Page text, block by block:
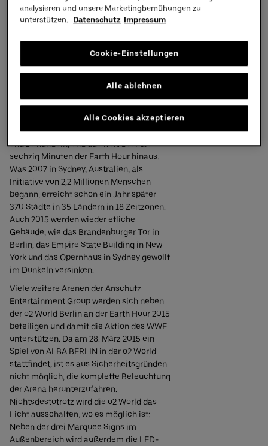
Partners
World Berlin wieder an der jährlichen
Earth Hour beteiligen. Am 28. März 2015
ein Großteil der Beleuchtung der Arena
Die vom World Wildlife Fund (WWF)
Klimaschutzevent der Welt. Ziel ist es
dabei, die Menschen weltweit dazu zu
motivieren, umweltfreundlicher zu leben
und zu handeln, und das weit über die
sechzig Minuten der Earth Hour hinaus.
Was 2007 in Sydney, Australien, als
Initiative von 2,2 Millionen Menschen
begann, erreicht schon ein Jahr später
370 Städte in 35 Ländern in 18 Zeitzonen.
Auch 2015 werden wieder etliche
Gebäude, wie das Brandenburger Tor in
Berlin, das Empire State Building in New
York und das Opernhaus in Sydney gewollt
im Dunkeln versinken.
Viele weitere Arenen der Anschutz
Entertainment Group werden sich neben
der o2 World Berlin an der Earth Hour 2015
beteiligen und damit die Aktion des WWF
unterstützen. Da am 28. März 2015 ein
Spiel von ALBA BERLIN in der o2 World
stattfindet, ist es aus Sicherheitsgründen
nicht möglich, die komplette Beleuchtung
der Arena herunterzufahren.
Nichtsdestotrotz wird die o2 World das
Licht ausschalten, wo es möglich ist:
Neben der drei Marquee Signs im
Außenbereich wird außerdem die LED-
analysieren und unsere Marketingbemühungen zu
unterstützen.
Datenschutz Impressum
Cookie-Einstellungen
Alle ablehnen
Alle Cookies akzeptieren